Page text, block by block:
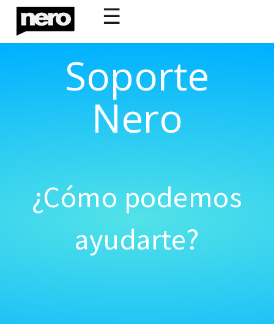
☰
Soporte
Nero
¿Cómo podemos
ayudarte?